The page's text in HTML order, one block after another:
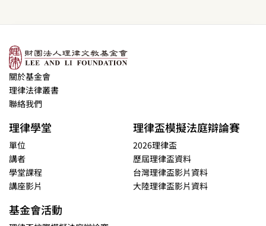
關於基金會
理律法律叢書
聯絡我們
理律學堂
單位
講者
學堂課程
講座影片
理律盃模擬法庭辯論賽
2026理律盃
歷屆理律盃資料
台灣理律盃影片資料
大陸理律盃影片資料
基金會活動